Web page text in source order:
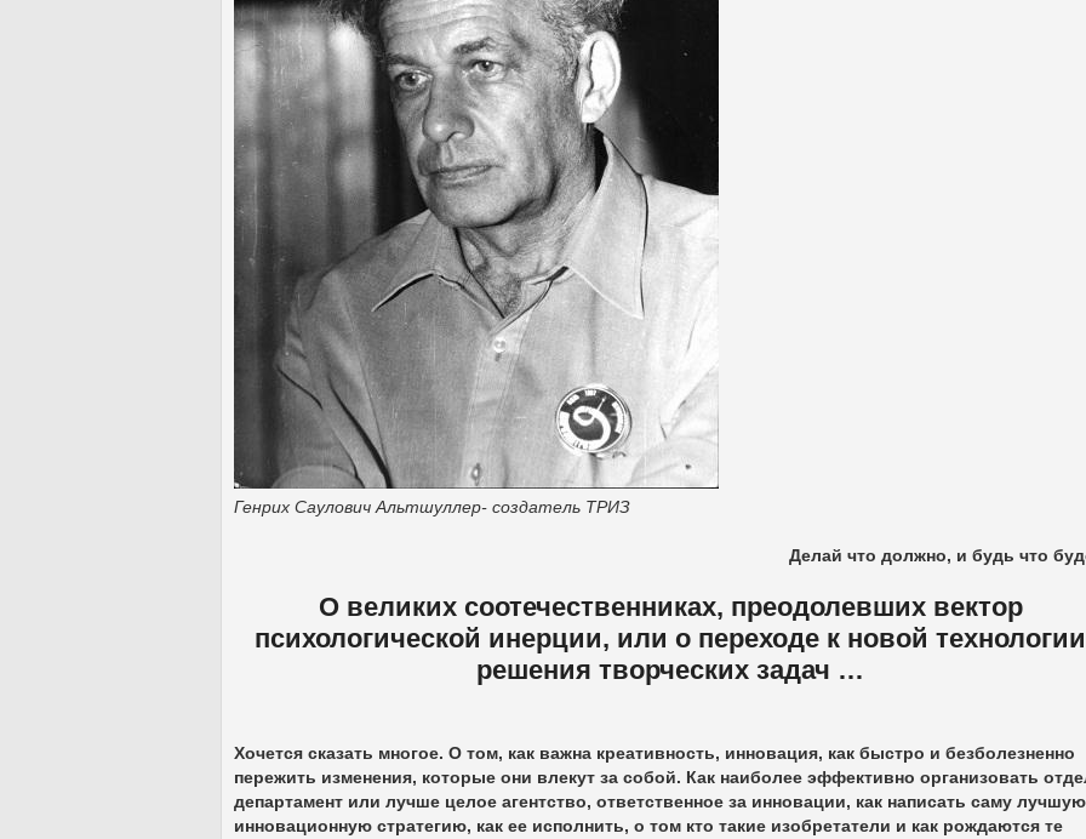
Генрих Саулович Альтшуллер- создатель ТРИЗ
Делай что должно, и будь что
О великих соотечественниках, преодолевших вектор
психологической инерции, или о переходе к новой технологии
решения творческих задач …
Хочется сказать многое. О том, как важна креативность, инновация, как быстро и безболезненно
пережить изменения, которые они влекут за собой. Как наиболее эффективно организовать
департамент или лучше целое агентство, ответственное за инновации, как написать саму лучшую
инновационную стратегию, как ее исполнить, о том кто такие изобретатели и как рождаются те